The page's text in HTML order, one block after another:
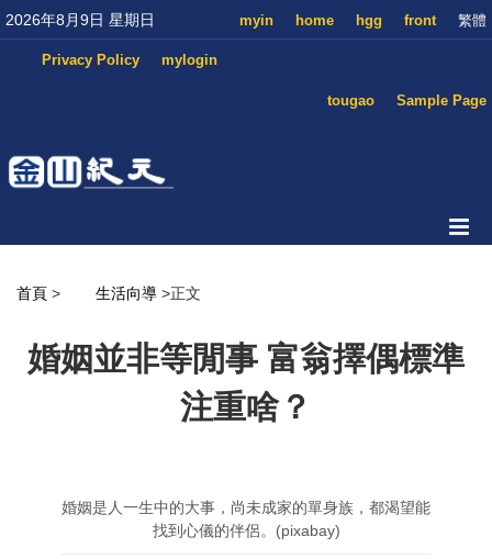
2026年8月9日 星期日 繁體
front
hgg
home
myin
mylogin
Privacy Policy
Sample Page
tougao
首頁 > 生活向導 >正文
婚姻並非等閒事 富翁擇偶標準
注重啥？
婚姻是人一生中的大事，尚未成家的單身族，都渴望能
找到心儀的伴侶。(pixabay)